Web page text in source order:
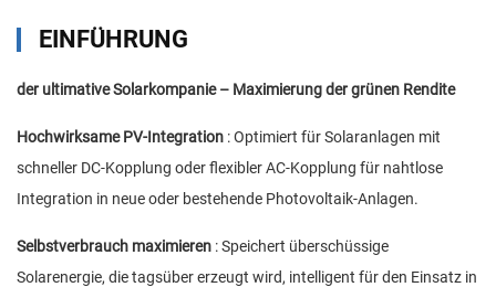
EINFÜHRUNG
der ultimative Solarkompanie – Maximierung der grünen Rendite
Hochwirksame PV-Integration : Optimiert für Solaranlagen mit
schneller DC-Kopplung oder flexibler AC-Kopplung für nahtlose
Integration in neue oder bestehende Photovoltaik-Anlagen.
Selbstverbrauch maximieren : Speichert überschüssige
Solarenergie, die tagsüber erzeugt wird, intelligent für den Einsatz in